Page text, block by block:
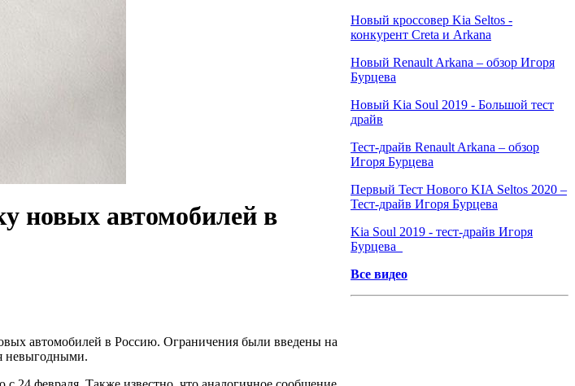
новых автомобилей в
автомобилей в Россию. Ограничения были введены на
невыгодными.
Новый кроссовер Kia Seltos -
конкурент Creta и Arkana
Новый Renault Arkana – обзор Игоря
Бурцева
Новый Kia Soul 2019 - Большой тест
драйв
Тест-драйв Renault Arkana – обзор
Игоря Бурцева
Первый Тест Нового KIA Seltos 2020 –
Тест-драйв Игоря Бурцева
Kia Soul 2019 - тест-драйв Игоря
Бурцева
Все видео